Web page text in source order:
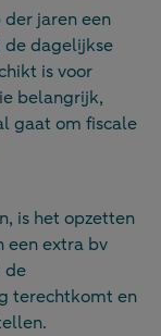
jaren een
dagelijkse
is voor
belangrijk,
gaat om fiscale
is het opzetten
een extra bv
de
terechtkomt en